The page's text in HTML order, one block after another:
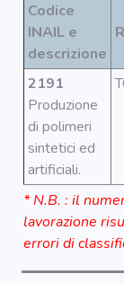
Home
Codice
INAIL e
descrizione
2191
Produzione
di polimeri
sintetici ed
artificiali.
* N.B. : il
lavorazione
errori di